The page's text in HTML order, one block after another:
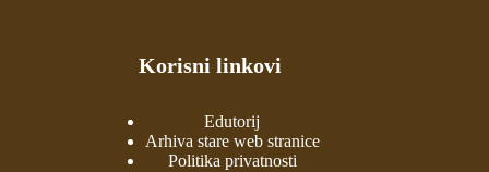
Korisni linkovi
Edutorij
Arhiva stare web stranice
Politika privatnosti